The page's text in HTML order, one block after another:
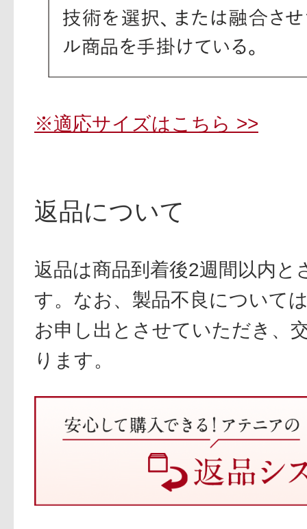
※適応サイズはこちら >>
返品について
返品は商品到着後2週間以内と
す。なお、製品不良について
お申し出とさせていただき、
ります。